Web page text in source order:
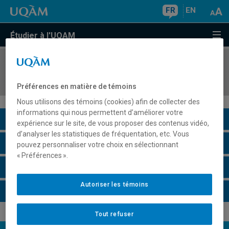
FR EN
Étudier à l'UQAM
COURS//
Description du cours
Horaire - Été 2026
Préférences en matière de témoins
Nous utilisons des témoins (cookies) afin de collecter des
informations qui nous permettent d’améliorer votre
expérience sur le site, de vous proposer des contenus vidéo,
d’analyser les statistiques de fréquentation, etc. Vous
pouvez personnaliser votre choix en sélectionnant
« Préférences ».
Tout refuser
Autoriser les témoins